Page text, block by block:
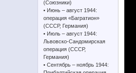
(Союзники)
• Июнь – август 1944:
операция «Багратион»
(СССР, Германия)
• Июль – август 1944:
Львовско-Сандомирская
операция (СССР,
Германия)
• Сентябрь – ноябрь 1944: